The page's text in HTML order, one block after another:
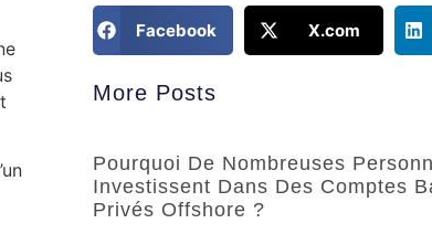
Facebook X.com
More Posts
Pourquoi De Nombreuses
Investissent Dans Des Comptes
Privés Offshore ?